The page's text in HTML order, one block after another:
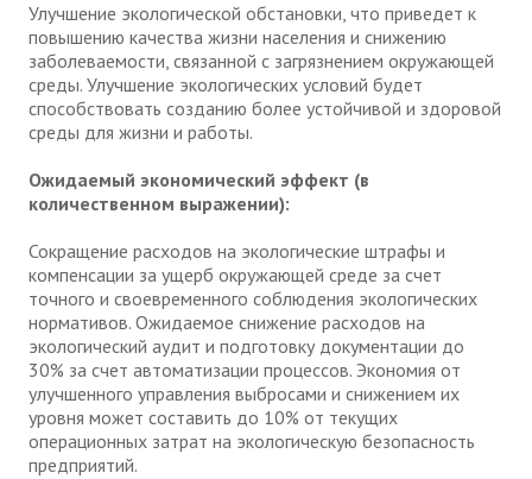
Улучшение экологической обстановки, что приведет к
повышению качества жизни населения и снижению
заболеваемости, связанной с загрязнением окружающей
среды. Улучшение экологических условий будет
способствовать созданию более устойчивой и здоровой
среды для жизни и работы.
Ожидаемый экономический эффект (в
количественном выражении):
Сокращение расходов на экологические штрафы и
компенсации за ущерб окружающей среде за счет
точного и своевременного соблюдения экологических
нормативов. Ожидаемое снижение расходов на
экологический аудит и подготовку документации до
30% за счет автоматизации процессов. Экономия от
улучшенного управления выбросами и снижением их
уровня может составить до 10% от текущих
операционных затрат на экологическую безопасность
предприятий.